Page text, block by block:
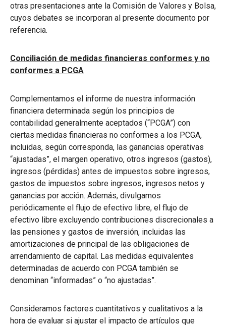
otras presentaciones ante la Comisión de Valores y Bolsa,
cuyos debates se incorporan al presente documento por
referencia.
Conciliación de medidas financieras conformes y no
conformes a PCGA
Complementamos el informe de nuestra información
financiera determinada según los principios de
contabilidad generalmente aceptados (“PCGA”) con
ciertas medidas financieras no conformes a los PCGA,
incluidas, según corresponda, las ganancias operativas
“ajustadas”, el margen operativo, otros ingresos (gastos),
ingresos (pérdidas) antes de impuestos sobre ingresos,
gastos de impuestos sobre ingresos, ingresos netos y
ganancias por acción. Además, divulgamos
periódicamente el flujo de efectivo libre, el flujo de
efectivo libre excluyendo contribuciones discrecionales a
las pensiones y gastos de inversión, incluidas las
amortizaciones de principal de las obligaciones de
arrendamiento de capital. Las medidas equivalentes
determinadas de acuerdo con PCGA también se
denominan “informadas” o “no ajustadas”.
Consideramos factores cuantitativos y cualitativos a la
hora de evaluar si ajustar el impacto de artículos que